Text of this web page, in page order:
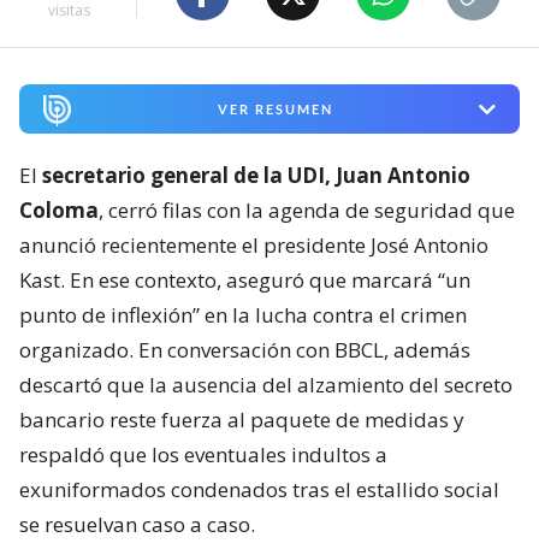
visitas
VER RESUMEN
El secretario general de la UDI, Juan Antonio
Coloma, cerró filas con la agenda de seguridad que
anunció recientemente el presidente José Antonio
Kast. En ese contexto, aseguró que marcará “un
punto de inflexión” en la lucha contra el crimen
organizado. En conversación con BBCL, además
descartó que la ausencia del alzamiento del secreto
bancario reste fuerza al paquete de medidas y
respaldó que los eventuales indultos a
exuniformados condenados tras el estallido social
se resuelvan caso a caso.